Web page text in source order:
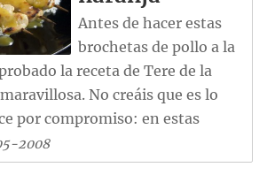
Antes de hacer estas
brochetas de pollo a la
la receta de Tere de la
No creáis que es lo
por compromiso: en estas
2008